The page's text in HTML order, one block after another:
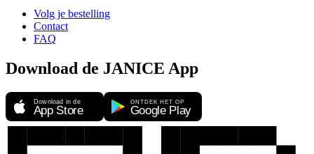
Volg je bestelling
Contact
FAQ
Download de JANICE App